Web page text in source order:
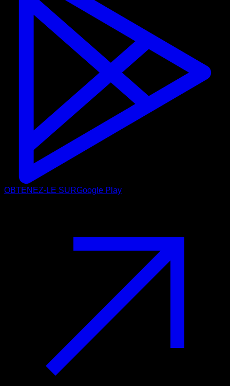
OBTENEZ-LE SURGoogle Play